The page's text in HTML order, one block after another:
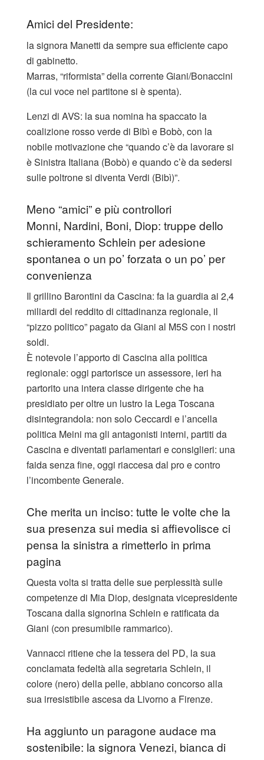
Amici del Presidente:
la signora Manetti da sempre sua efficiente capo
di gabinetto.
Marras, “riformista” della corrente Giani/Bonaccini
(la cui voce nel partitone si è spenta).
Lenzi di AVS: la sua nomina ha spaccato la
coalizione rosso verde di Bibì e Bobò, con la
nobile motivazione che “quando c’è da lavorare si
è Sinistra Italiana (Bobò) e quando c’è da sedersi
sulle poltrone si diventa Verdi (Bibì)”.
Meno “amici” e più controllori
Monni, Nardini, Boni, Diop: truppe dello
schieramento Schlein per adesione
spontanea o un po’ forzata o un po’ per
convenienza
Il grillino Barontini da Cascina: fa la guardia ai 2,4
miliardi del reddito di cittadinanza regionale, il
“pizzo politico” pagato da Giani al M5S con i nostri
soldi.
È notevole l’apporto di Cascina alla politica
regionale: oggi partorisce un assessore, ieri ha
partorito una intera classe dirigente che ha
presidiato per oltre un lustro la Lega Toscana
disintegrandola: non solo Ceccardi e l’ancella
politica Meini ma gli antagonisti interni, partiti da
Cascina e diventati parlamentari e consiglieri: una
faida senza fine, oggi riaccesa dal pro e contro
l’incombente Generale.
Che merita un inciso: tutte le volte che la
sua presenza sui media si affievolisce ci
pensa la sinistra a rimetterlo in prima
pagina
Questa volta si tratta delle sue perplessità sulle
competenze di Mia Diop, designata vicepresidente
Toscana dalla signorina Schlein e ratificata da
Giani (con presumibile rammarico).
Vannacci ritiene che la tessera del PD, la sua
conclamata fedeltà alla segretaria Schlein, il
colore (nero) della pelle, abbiano concorso alla
sua irresistibile ascesa da Livorno a Firenze.
Ha aggiunto un paragone audace ma
sostenibile: la signora Venezi, bianca di